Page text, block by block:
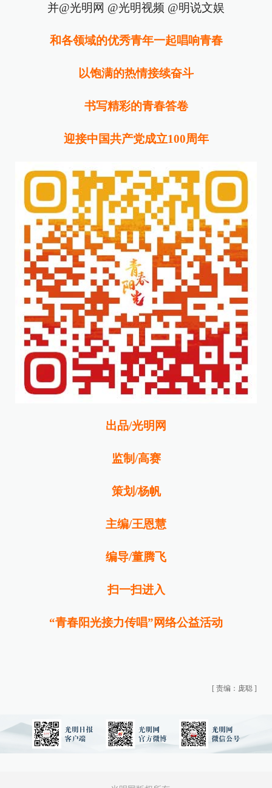
并@光明网 @光明视频 @明说文娱
和各领域的优秀青年一起唱响青春
以饱满的热情接续奋斗
书写精彩的青春答卷
迎接中国共产党成立100周年
出品/光明网
监制/高赛
策划/杨帆
主编/王恩慧
编导/董腾飞
扫一扫进入
“青春阳光接力传唱”网络公益活动
[ 责编：庞聪 ]